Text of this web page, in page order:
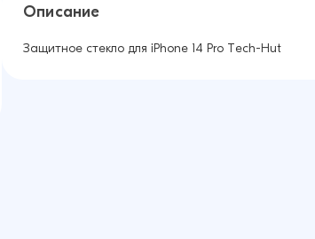
Описание
Защитное стекло для iPhone 14 Pro Tech-Hut